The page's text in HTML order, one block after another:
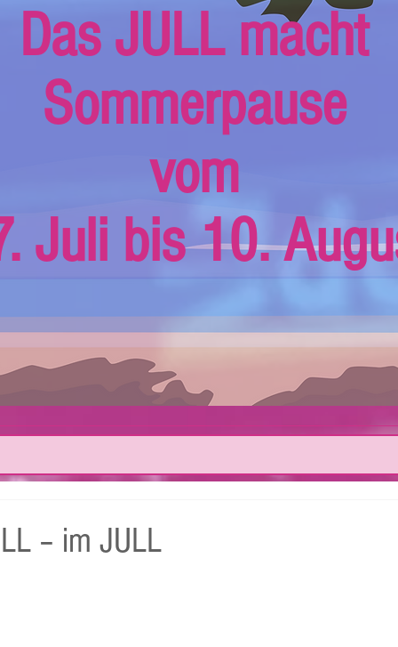
Das JULL macht
Sommerpause
vom
Juli bis 10.
– im JULL